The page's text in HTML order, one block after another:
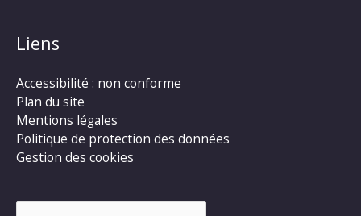
Liens
Accessibilité : non conforme
Plan du site
Mentions légales
Politique de protection des données
Gestion des cookies